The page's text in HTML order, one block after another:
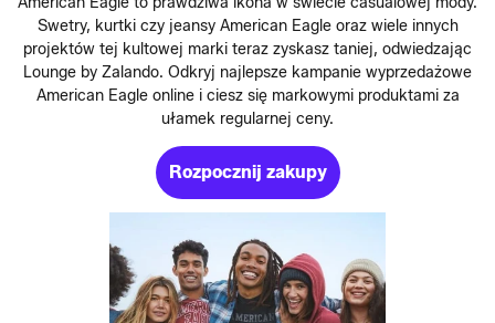
Swetry, kurtki czy jeansy American Eagle oraz wiele innych
projektów tej kultowej marki teraz zyskasz taniej, odwiedzając
Lounge by Zalando. Odkryj najlepsze kampanie wyprzedażowe
American Eagle online i ciesz się markowymi produktami za
ułamek regularnej ceny.
Rozpocznij zakupy